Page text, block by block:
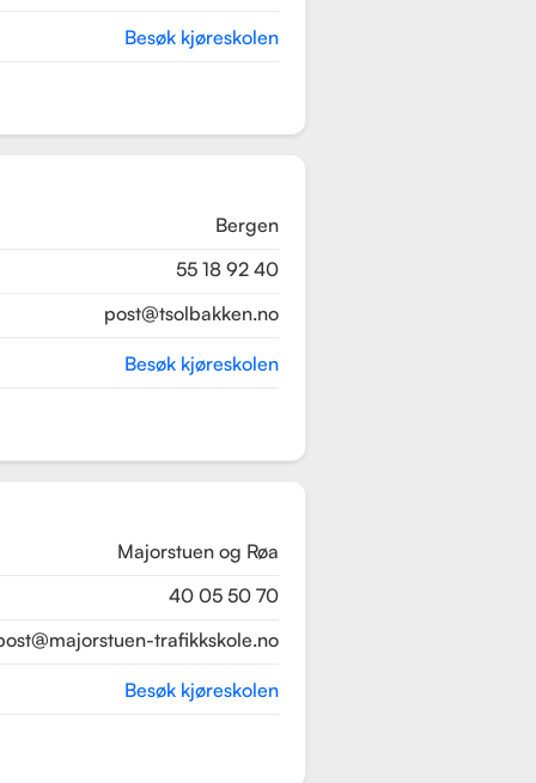
Besøk kjøreskolen
Bergen
55 18 92 40
post@tsolbakken.no
Besøk kjøreskolen
Majorstuen og Røa
40 05 50 70
trafikkskole.no
Besøk kjøreskolen